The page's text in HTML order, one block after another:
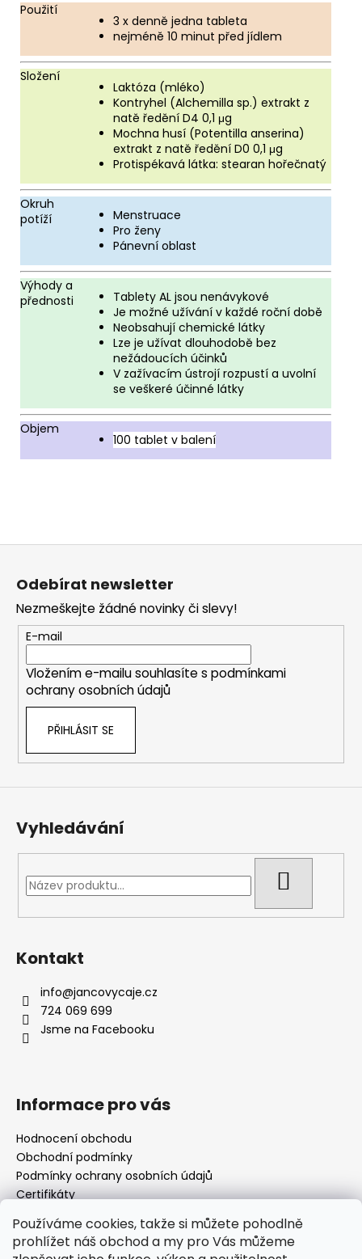
Používáme cookies, takže si můžete pohodlně
prohlížet náš obchod a my pro Vás můžeme
Použití
3 x denně jedna tableta
nejméně 10 minut před jídlem
Složení
Laktóza (mléko)
Kontryhel (Alchemilla sp.) extrakt z
natě ředění D4 0,1 μg
Mochna husí (Potentilla anserina)
extrakt z natě ředění D0 0,1 μg
Protispékavá látka: stearan hořečnatý
Okruh
potíží
Menstruace
Pro ženy
Pánevní oblast
Výhody a
přednosti
Tablety AL jsou nenávykové
Je možné užívání v každé roční době
Neobsahují chemické látky
Lze je užívat dlouhodobě bez
nežádoucích účinků
V zažívacím ústrojí rozpustí a uvolní
se veškeré účinné látky
Objem
100 tablet v balení
Z
Odebírat newsletter
Nezmeškejte žádné novinky či slevy!
E-mail
Vložením e-mailu souhlasíte s podmínkami
ochrany osobních údajů
PŘIHLÁSIT SE
Vyhledávání
Kontakt
info@jancovycaje.cz
724 069 699
Jsme na Facebooku
Informace pro vás
Hodnocení obchodu
Obchodní podmínky
Podmínky ochrany osobních údajů
Certifikáty
Odstoupení od kupní smlouvy